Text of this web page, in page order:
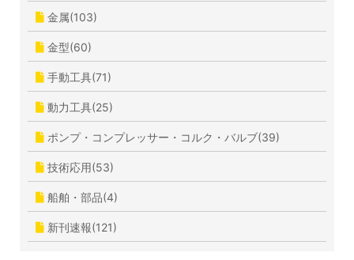
金属(103)
金型(60)
手動工具(71)
動力工具(25)
ポンプ・コンプレッサー・コルク・バルブ(39)
技術応用(53)
船舶・部品(4)
新刊速報(121)